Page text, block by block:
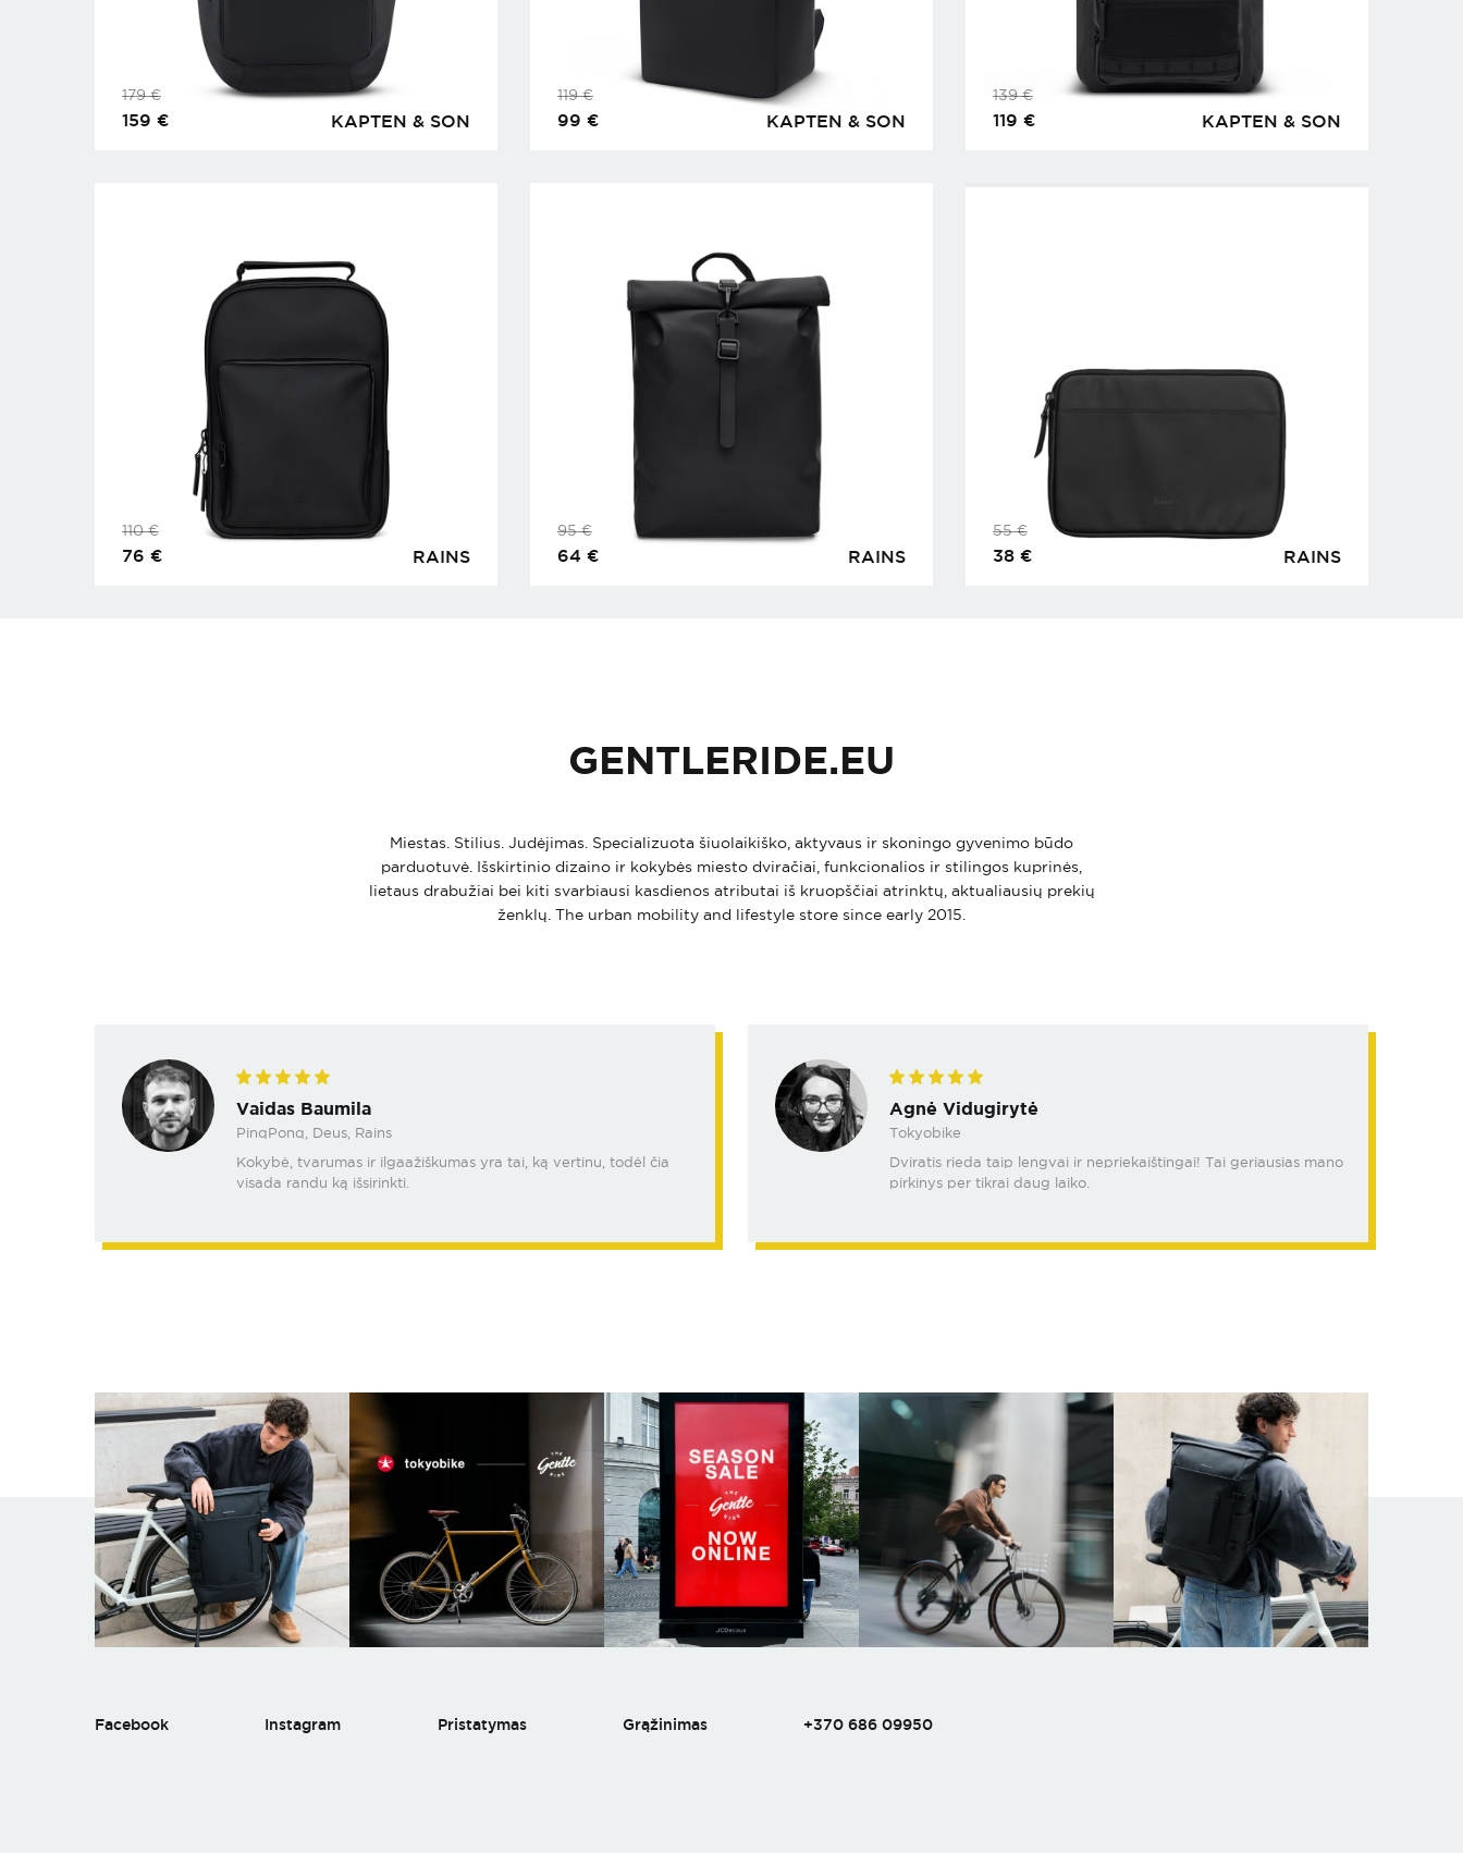
KAPTEN & SON
179€
159 € KAPTEN & SON
119€
99 € KAPTEN & SON
139€
119 €
RAINS
110€
76 € RAINS
95€
64 € RAINS
55€
38 €
GENTLERIDE.EU
Miestas. Stilius. Judėjimas. Specializuota šiuolaikiško, aktyvaus ir skoningo gyvenimo būdo
parduotuvė. Išskirtinio dizaino ir kokybės miesto dviračiai, funkcionalios ir stilingos kuprinės,
lietaus drabužiai bei kiti svarbiausi kasdienos atributai iš kruopščiai atrinktų, aktualiausių prekių
ženklų. The urban mobility and lifestyle store since early 2015.
Vaidas Baumila
PinqPonq, Deus, Rains
Kokybė, tvarumas ir ilgaažiškumas yra tai, ką vertinu, todėl čia
visada randu ką išsirinkti.
Agnė Vidugirytė
Tokyobike
Dviratis rieda taip lengvai ir nepriekaištingai! Tai geriausias mano
pirkinys per tikrai daug laiko.
Facebook Instagram Pristatymas Grąžinimas +370 686 09950